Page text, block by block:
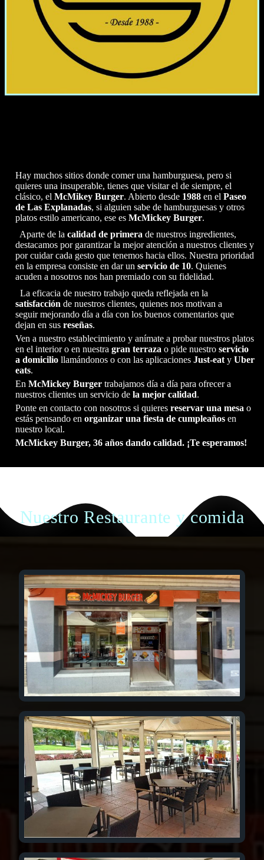
Hay muchos sitios donde comer una hamburguesa, pero si
quieres una insuperable, tienes que visitar el de siempre, el
clásico, el McMikey Burger. Abierto desde 1988 en el Paseo
de Las Explanadas, si alguien sabe de hamburguesas y otros
platos estilo americano, ese es McMickey Burger.
Aparte de la calidad de primera de nuestros ingredientes,
destacamos por garantizar la mejor atención a nuestros clientes y
por cuidar cada gesto que tenemos hacia ellos. Nuestra prioridad
en la empresa consiste en dar un servicio de 10. Quienes
acuden a nosotros nos han premiado con su fidelidad.
La eficacia de nuestro trabajo queda reflejada en la
satisfacción de nuestros clientes, quienes nos motivan a
seguir mejorando día a día con los buenos comentarios que
dejan en sus reseñas.
Ven a nuestro establecimiento y anímate a probar nuestros platos
en el interior o en nuestra gran terraza o pide nuestro servicio
a domicilio llamándonos o con las aplicaciones Just-eat y Uber
eats.
En McMickey Burger trabajamos día a día para ofrecer a
nuestros clientes un servicio de la mejor calidad.
Ponte en contacto con nosotros si quieres reservar una mesa o
estás pensando en organizar una fiesta de cumpleaños en
nuestro local.
McMickey Burger, 36 años dando calidad. ¡Te esperamos!
Nuestro Restaurante y comida